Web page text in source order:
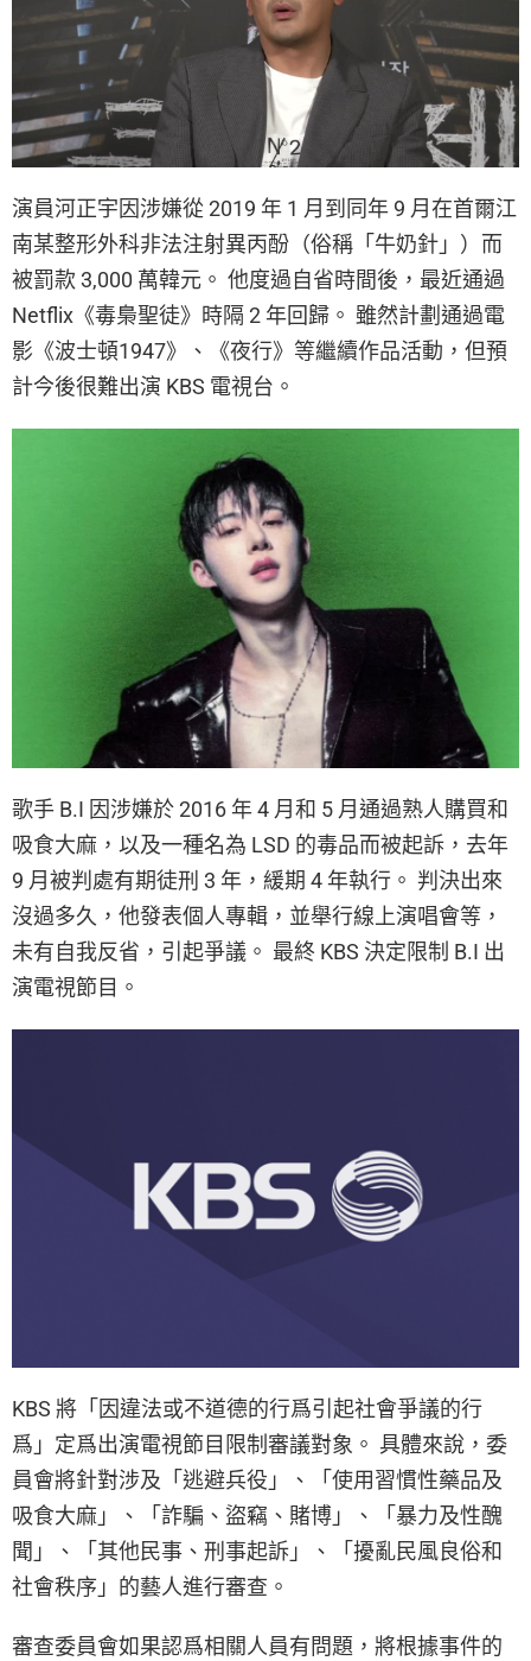
演員河正宇因涉嫌從 2019 年 1 月到同年 9 月在首爾江
南某整形外科非法注射異丙酚（俗稱「牛奶​針」）而
被罰款 3,000 萬韓元。 他度過自省時間後，最近通過
Netflix《毒梟聖徒》時隔 2 年回歸。 雖然計劃通過電
影《波士頓1947》、《夜行》等繼續作品活動，但預
計今後很難出演 KBS 電視台。
歌手 B.I 因涉嫌於 2016 年 4 月和 5 月通過熟人購買和
吸食大麻，以及一種名為 LSD 的毒品而被起訴，去年
9 月被判處有期徒刑 3 年，緩期 4 年執行。 判決出來
沒過多久，他發表個人專輯，並舉行線上演唱會等，
未有自我反省，引起爭議。 最終 KBS 決定限制 B.I 出
演電視節目。
KBS 將「因違法或不道德的行爲引起社會爭議的行
爲」定爲出演電視節目限制審議對象。 具體來說，委
員會將針對涉及「逃避兵役」、「使用習慣性藥品及
吸食大麻」、「詐騙、盜竊、賭博」、「暴力及性醜
聞」、「其他民事、刑事起訴」、「擾亂民風良俗和
社會秩序」的藝人進行審查。
審查委員會如果認爲相關人員有問題，將根據事件的